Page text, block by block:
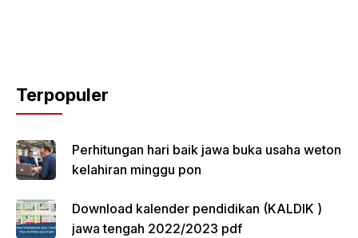
Terpopuler
Perhitungan hari baik jawa buka usaha weton
kelahiran minggu pon
Download kalender pendidikan (KALDIK )
jawa tengah 2022/2023 pdf